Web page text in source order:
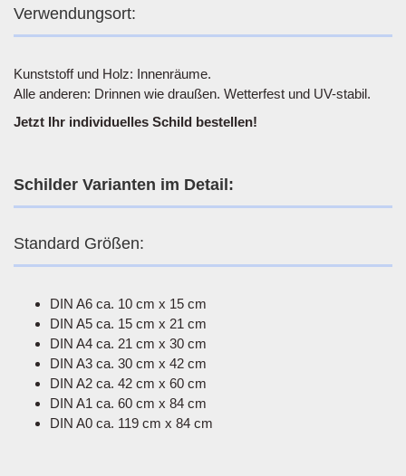
Verwendungsort:
Kunststoff und Holz: Innenräume.
Alle anderen: Drinnen wie draußen. Wetterfest und UV-stabil.
Jetzt Ihr individuelles Schild bestellen!
Schilder Varianten im Detail:
Standard Größen:
DIN A6 ca. 10 cm x 15 cm
DIN A5 ca. 15 cm x 21 cm
DIN A4 ca. 21 cm x 30 cm
DIN A3 ca. 30 cm x 42 cm
DIN A2 ca. 42 cm x 60 cm
DIN A1 ca. 60 cm x 84 cm
DIN A0 ca. 119 cm x 84 cm